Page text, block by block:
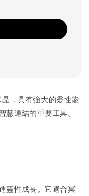
，具有強大的靈性能
慧連結的重要工具。
靈性成長。它適合冥